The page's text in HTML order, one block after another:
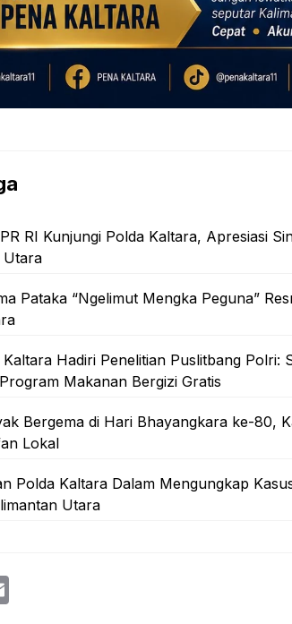
RI Kunjungi Polda Kaltara, Apresiasi
Utara
Pataka “Ngelimut Mengka Peguna”
Hadiri Penelitian Puslitbang Polri:
Makanan Bergizi Gratis
Bergema di Hari Bhayangkara ke-80,
Lokal
Polda Kaltara Dalam Mengungkap
Utara